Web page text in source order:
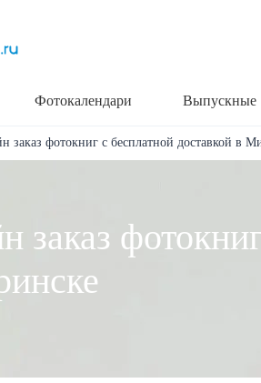
Фотокалендари Выпускные
заказ фотокниг с бесплатной доставкой в
заказ